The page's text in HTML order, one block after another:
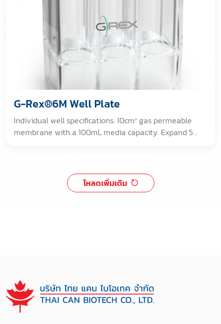
G-Rex®6M Well Plate
Individual well specifications: 10cm² gas permeable
membrane with a 100mL media capacity. Expand 5
โหลดเพิ่มเติม